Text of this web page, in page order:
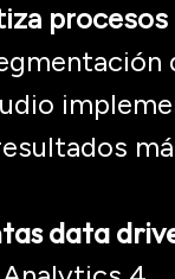
procesos
data